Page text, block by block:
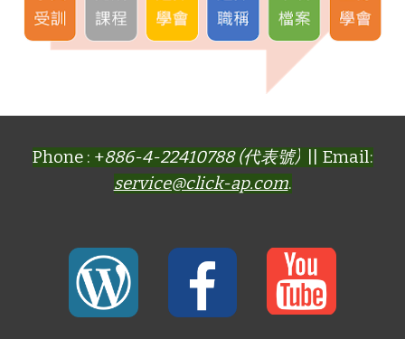
Phone : +886-4-22410788 (代表號)|| Email:
service@click-ap.com.